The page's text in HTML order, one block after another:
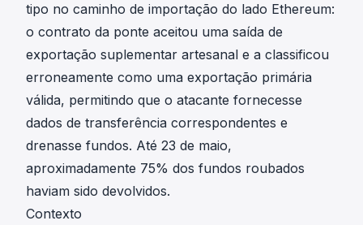
tipo no caminho de importação do lado Ethereum:
o contrato da ponte aceitou uma saída de
exportação suplementar artesanal e a classificou
erroneamente como uma exportação primária
válida, permitindo que o atacante fornecesse
dados de transferência correspondentes e
drenasse fundos. Até 23 de maio,
aproximadamente 75% dos fundos roubados
haviam sido devolvidos.
Contexto